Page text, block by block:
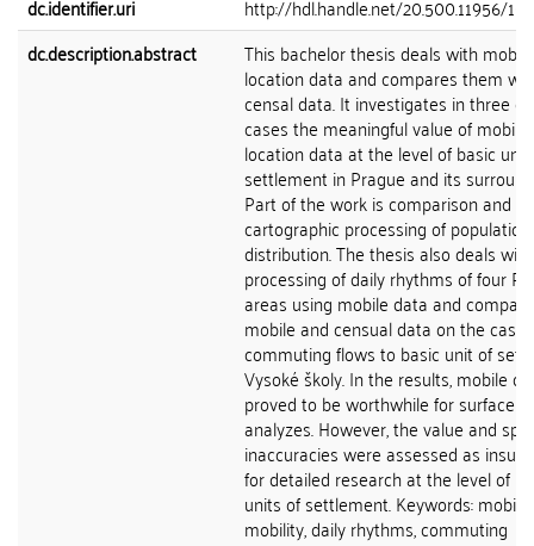
dc.identifier.uri
http://hdl.handle.net/20.500.11956/
dc.description.abstract
This bachelor thesis deals with mobile
location data and compares them
censal data. It investigates in three
cases the meaningful value of mobile
location data at the level of basic
settlement in Prague and its
Part of the work is comparison and
cartographic processing of population
distribution. The thesis also deals
processing of daily rhythms of four
areas using mobile data and
mobile and censual data on the case
commuting flows to basic unit of
Vysoké školy. In the results, mobile
proved to be worthwhile for surface
analyzes. However, the value and
inaccuracies were assessed as
for detailed research at the level of
units of settlement. Keywords:
mobility, daily rhythms, commuting